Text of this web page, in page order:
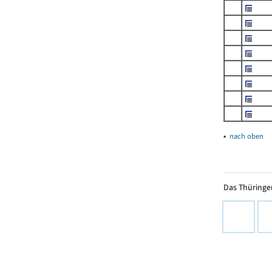
▴ nach oben
Das